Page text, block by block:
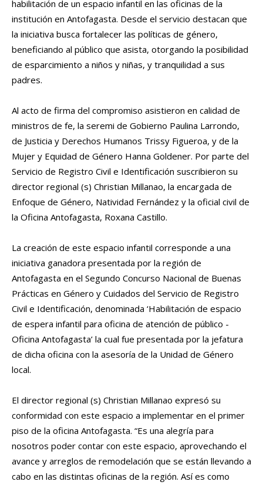
habilitación de un espacio infantil en las oficinas de la
institución en Antofagasta. Desde el servicio destacan que
la iniciativa busca fortalecer las políticas de género,
beneficiando al público que asista, otorgando la posibilidad
de esparcimiento a niños y niñas, y tranquilidad a sus
padres.
Al acto de firma del compromiso asistieron en calidad de
ministros de fe, la seremi de Gobierno Paulina Larrondo,
de Justicia y Derechos Humanos Trissy Figueroa, y de la
Mujer y Equidad de Género Hanna Goldener. Por parte del
Servicio de Registro Civil e Identificación suscribieron su
director regional (s) Christian Millanao, la encargada de
Enfoque de Género, Natividad Fernández y la oficial civil de
la Oficina Antofagasta, Roxana Castillo.
La creación de este espacio infantil corresponde a una
iniciativa ganadora presentada por la región de
Antofagasta en el Segundo Concurso Nacional de Buenas
Prácticas en Género y Cuidados del Servicio de Registro
Civil e Identificación, denominada ‘Habilitación de espacio
de espera infantil para oficina de atención de público -
Oficina Antofagasta’ la cual fue presentada por la jefatura
de dicha oficina con la asesoría de la Unidad de Género
local.
El director regional (s) Christian Millanao expresó su
conformidad con este espacio a implementar en el primer
piso de la oficina Antofagasta. “Es una alegría para
nosotros poder contar con este espacio, aprovechando el
avance y arreglos de remodelación que se están llevando a
cabo en las distintas oficinas de la región. Así es como